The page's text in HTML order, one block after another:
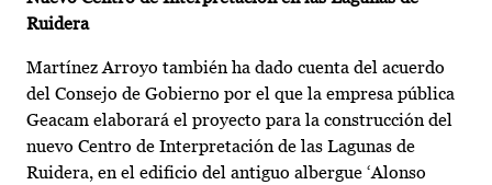
Ruidera
Martínez Arroyo también ha dado cuenta del acuerdo
del Consejo de Gobierno por el que la empresa pública
Geacam elaborará el proyecto para la construcción del
nuevo Centro de Interpretación de las Lagunas de
Ruidera, en el edificio del antiguo albergue ‘Alonso